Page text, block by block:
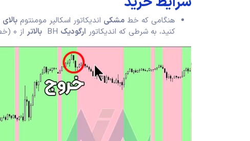
هنگامی که خط مشکی اندیکاتور اسکالپر مومنتوم بالای
کنید، به شرطی که اندیکاتور ارگودیک بالاتر از ۰ (خط